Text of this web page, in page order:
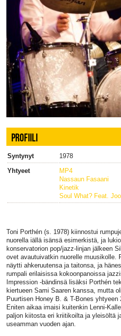
PROFIILI
Syntynyt
1978
Yhtyeet
MP4
Nassaun Fasaani
Kinetik
Soul What? Feat.
Toni Porthén (s. 1978) kiinnostui
nuorella iällä isänsä esimerkistä, ja
konservatorion pop/jazz-linjan jälkeen
ovet avautuivatkin nuorelle muusikolle.
näytti ahkeruutensa ja taitonsa, ja
rumpali erilaisissa kokoonpanoissa
Impression -bändinsä lisäksi Porthén
kiertueen Sami Saaren kanssa, mutta
Puurtisen Honey B. & T-Bones yhtyeen
Eniten aikaa imaisi kuitenkin Lenni-
paljon kiitosta eri kriitikoilta ja yleisöltä
useamman vuoden ajan.